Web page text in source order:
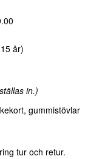
år)
in.)
gummistövlar
tur och retur.